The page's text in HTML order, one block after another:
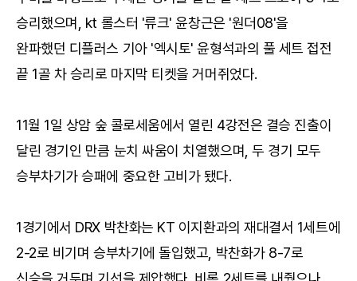
승리했으며, kt 롤스터 '류크' 윤창근은 '원더08'을
완파했던 디플러스 기아 '엑시토' 윤형석과의 풀 세트 접전
끝 1골 차 승리로 마지막 티켓을 거머쥐었다.
11월 1일 상암 숲 콜로세움에서 열린 4강전은 결승 진출이
달린 경기인 만큼 눈치 싸움이 치열했으며, 두 경기 모두
승부차기가 승패에 중요한 고비가 됐다.
1경기에서 DRX 박찬화는 KT 이지환과의 재대결서 1세트에
2-2로 비기며 승부차기에 돌입했고, 박찬화가 8-7로